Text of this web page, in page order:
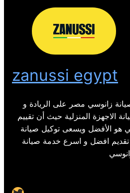
zanussi egypt
زانوسي مصر على الريادة و
الاجهزة المنزلية حيث أن تقييم
هو الأفضل ويسعى توكيل صيانة
افضل و اسرع خدمة صيانة